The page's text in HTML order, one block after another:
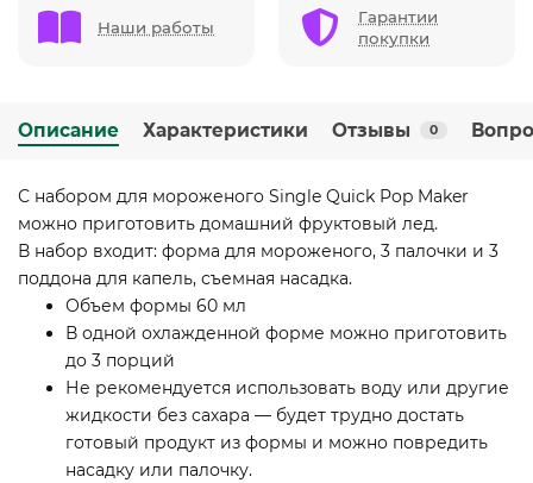
Наши работы
Гарантии
покупки
Описание Характеристики Отзывы 0
С набором для мороженого Single Quick Pop Maker
можно приготовить домашний фруктовый лед.
В набор входит: форма для мороженого, 3 палочки и 3
поддона для капель, съемная насадка.
Объем формы 60 мл
В одной охлажденной форме можно приготовить
до 3 порций
Не рекомендуется использовать воду или другие
жидкости без сахара — будет трудно достать
готовый продукт из формы и можно повредить
насадку или палочку.